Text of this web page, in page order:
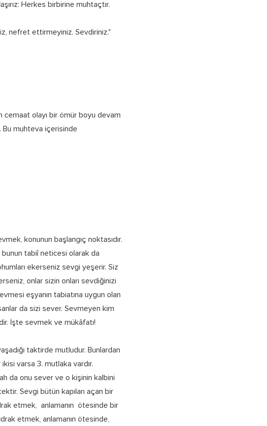
Herkes birbirine muhtaçtır.
nefret ettirmeyiniz. Sevdiriniz."
cemaat olayı bir ömür boyu devam
Bu muhteva içerisinde
konunun başlangıç noktasıdır.
tabiî neticesi olarak da
ekerseniz sevgi yeşerir. Siz
onlar sizin onları sevdiğinizi
eşyanın tabiatına uygun olan
da sizi sever. Sevmeyen kim
İşte sevmek ve mükâfatı!
taktirde mutludur. Bunlardan
varsa 3. mutlaka vardır.
da onu sever ve o kişinin kalbini
Sevgi bütün kapıları açan bir
etmek, anlamanın ötesinde bir
etmek, anlamanın ötesinde,